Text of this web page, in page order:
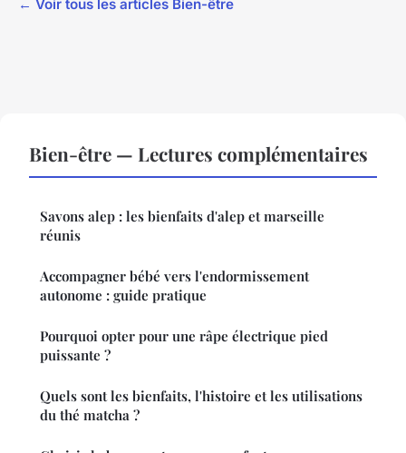
← Voir tous les articles Bien-être
Bien-être — Lectures complémentaires
Savons alep : les bienfaits d'alep et marseille
réunis
Accompagner bébé vers l'endormissement
autonome : guide pratique
Pourquoi opter pour une râpe électrique pied
puissante ?
Quels sont les bienfaits, l'histoire et les utilisations
du thé matcha ?